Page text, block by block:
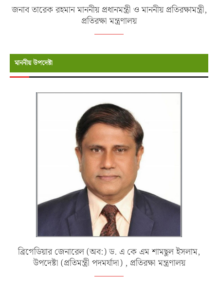
জনাব তারেক রহমান মাননীয় প্রধানমন্ত্রী ও মাননীয় প্রতিরক্ষামন্ত্রী,
প্রতিরক্ষা মন্ত্রণালয়
মাননীয় উপদেষ্টা
ব্রিগেডিয়ার জেনারেল (অব:) ড. এ কে এম শামছুল ইসলাম,
উপদেষ্টা (প্রতিমন্ত্রী পদমর্যাদা) , প্রতিরক্ষা মন্ত্রণালয়